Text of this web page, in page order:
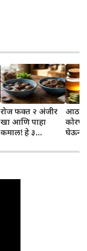
रोज फक्त २ अंजीर
खा आणि पाहा
कमाल! हे ३
तुम्हाला ठाऊक
घेऊन